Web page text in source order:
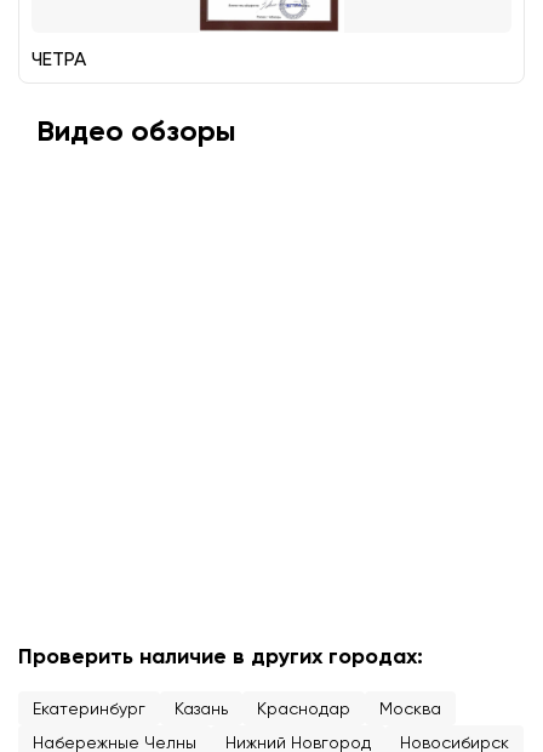
ЧЕТРА
Видео обзоры
Проверить наличие в других городах:
Екатеринбург Казань Краснодар
Москва
Набережные Челны
Нижний Новгород Новосибирск